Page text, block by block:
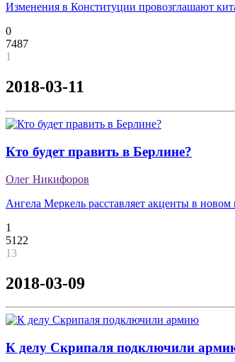
Изменения в Конституции провозглашают
0
7487
1
2018-03-11
Кто будет править в Берлине?
Олег Никифоров
Ангела Меркель расставляет акценты в новом
1
5122
13
2018-03-09
К делу Скрипаля подключили